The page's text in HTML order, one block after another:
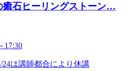
癒石ヒーリングストーン…
17:30
24は講師都合により休講